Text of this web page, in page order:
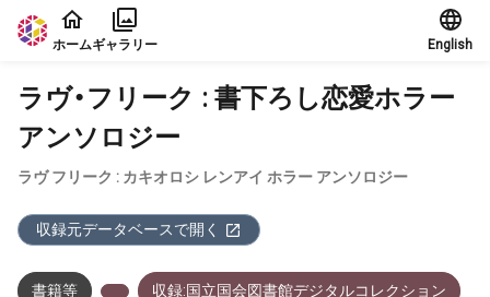
本文に飛ぶ
ホームギャラリー English
ラヴ・フリーク : 書下ろし恋愛ホラー
アンソロジー
ラヴ フリーク : カキオロシ レンアイ ホラー アンソロジー
収録元データベースで開く
書籍等 収録:国立国会図書館デジタルコレクション